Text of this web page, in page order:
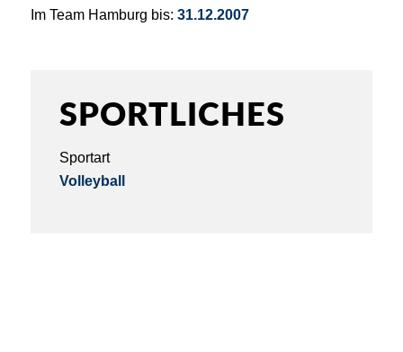
Im Team Hamburg bis: 31.12.2007
SPORTLICHES
Sportart
Volleyball